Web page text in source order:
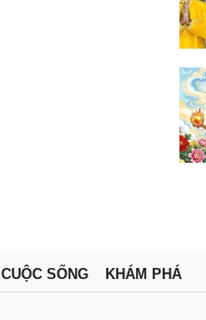
CUỘC SỐNG KHÁM PHÁ